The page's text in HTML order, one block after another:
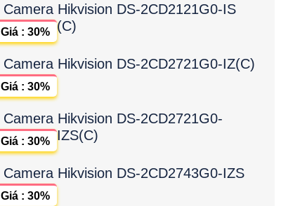
Camera Hikvision DS-2CD2121G0-IS
(C)
Giá : 30%
Camera Hikvision DS-2CD2721G0-IZ(C)
Giá : 30%
Camera Hikvision DS-2CD2721G0-
IZS(C)
Giá : 30%
Camera Hikvision DS-2CD2743G0-IZS
Giá : 30%